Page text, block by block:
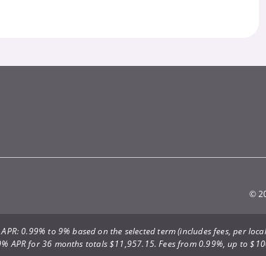
©
0.99% to 9% based on the selected term (includes fees, per
APR for 36 months totals $11,957.15. Fees from 0.99%, up to